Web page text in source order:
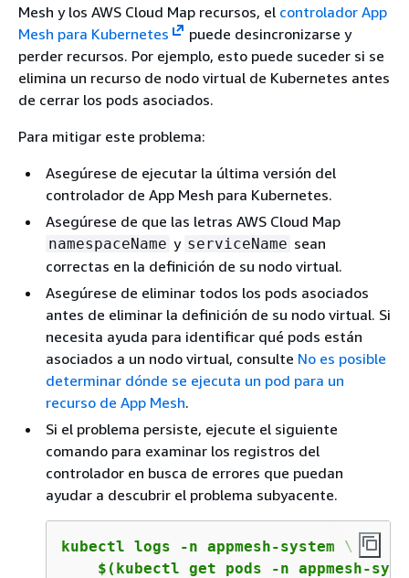
Mesh y los AWS Cloud Map recursos, el controlador App
Mesh para Kubernetes
puede desincronizarse y
perder recursos. Por ejemplo, esto puede suceder si se
elimina un recurso de nodo virtual de Kubernetes antes
de cerrar los pods asociados.
Para mitigar este problema:
Asegúrese de ejecutar la última versión del
controlador de App Mesh para Kubernetes.
Asegúrese de que las letras AWS Cloud Map
namespaceName y serviceName sean
correctas en la definición de su nodo virtual.
Asegúrese de eliminar todos los pods asociados
antes de eliminar la definición de su nodo virtual. Si
necesita ayuda para identificar qué pods están
asociados a un nodo virtual, consulte No es posible
determinar dónde se ejecuta un pod para un
recurso de App Mesh.
Si el problema persiste, ejecute el siguiente
comando para examinar los registros del
controlador en busca de errores que puedan
ayudar a descubrir el problema subyacente.
kubectl logs -n appmesh-system \
$(kubectl get pods -n appmesh-